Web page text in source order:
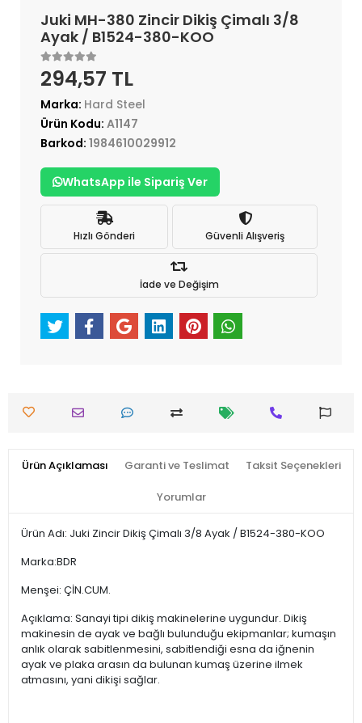
Juki MH-380 Zincir Dikiş Çimalı 3/8
Ayak / B1524-380-KOO
294,57 TL
Marka: Hard Steel
Ürün Kodu: A1147
Barkod: 1984610029912
WhatsApp ile Sipariş Ver
Hızlı Gönderi Güvenli Alışveriş
İade ve Değişim
Ürün Açıklaması Garanti ve Teslimat Taksit Seçenekleri
Yorumlar
Ürün Adı: Juki Zincir Dikiş Çimalı 3/8 Ayak / B1524-380-KOO
Marka:BDR
Menşei: ÇİN.CUM.
Açıklama: Sanayi tipi dikiş makinelerine uygundur. Dikiş
makinesin de ayak ve bağlı bulunduğu ekipmanlar; kumaşın
anlık olarak sabitlenmesini, sabitlendiği esna da iğnenin
ayak ve plaka arasın da bulunan kumaş üzerine ilmek
atmasını, yani dikişi sağlar.